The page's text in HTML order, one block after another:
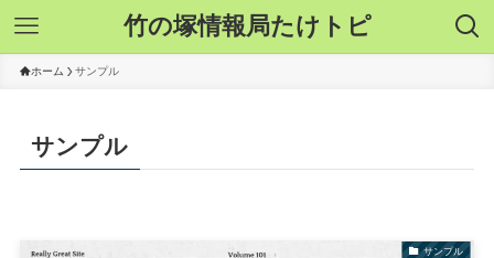
竹の塚情報局たけトピ
ホーム サンプル
サンプル
サンプル